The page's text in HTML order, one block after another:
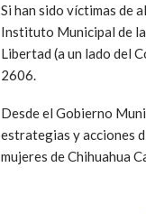
Si han sido víctimas de
Instituto Municipal de
Libertad (a un lado del
2606.
Desde el Gobierno
estrategias y acciones
mujeres de Chihuahua